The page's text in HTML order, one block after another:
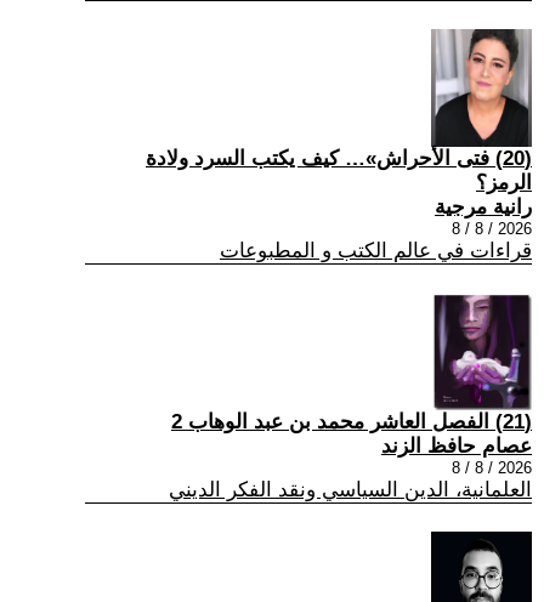
(20) فتى الأحراش»… كيف يكتب السرد ولادة
الرمز؟
رانية مرجية
2026 / 8 / 8
قراءات في عالم الكتب و المطبوعات
(21) الفصل العاشر محمد بن عبد الوهاب 2
عصام حافظ الزند
2026 / 8 / 8
العلمانية، الدين السياسي ونقد الفكر الديني